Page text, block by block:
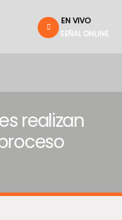
EN VIVO
SEÑAL ONLINE
realizan